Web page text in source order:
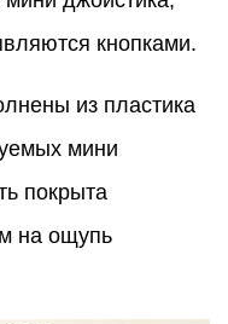
кнопками.
из пластика
мини
покрыта
на ощупь